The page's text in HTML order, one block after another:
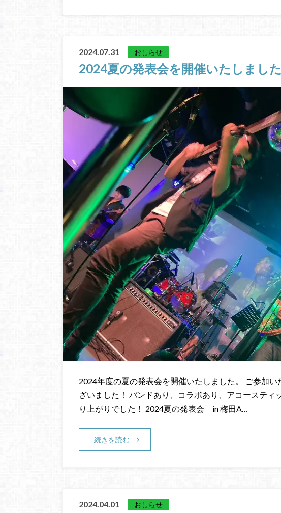
2024.07.31 おしらせ
2024夏の発表会を開催いたしました
2024年度の夏の発表会を開催いたしました。 ご参加
ざいました！ バンドあり、コラボあり、アコースティ
り上がりでした！ 2024夏の発表会 in 梅田A…
続きを読む
2024.04.01 おしらせ